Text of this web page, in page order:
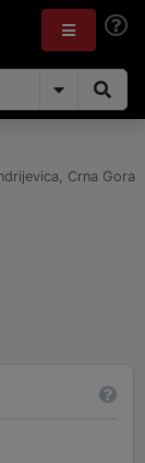
, Crna Gora